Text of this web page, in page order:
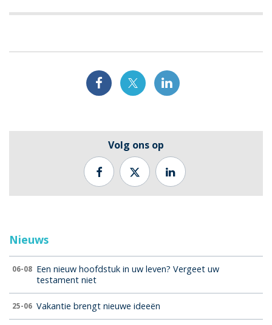
Volg ons op
Nieuws
06-08 Een nieuw hoofdstuk in uw leven? Vergeet uw
testament niet
25-06 Vakantie brengt nieuwe ideeën